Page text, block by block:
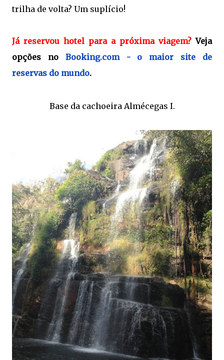
trilha de volta? Um suplício!
Já reservou hotel para a próxima viagem?Veja
opções no Booking.com - o maior site de
reservas do mundo.
Base da cachoeira Almécegas I.